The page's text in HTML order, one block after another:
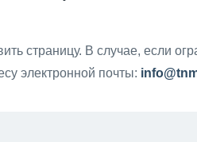
страницу. В случае, если
электронной почты: